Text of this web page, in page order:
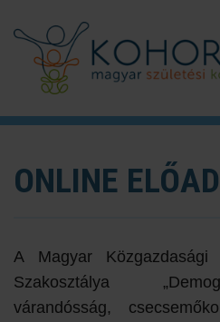
ONLINE
A Magyar Közgazdasági
Szakosztálya
várandósság,